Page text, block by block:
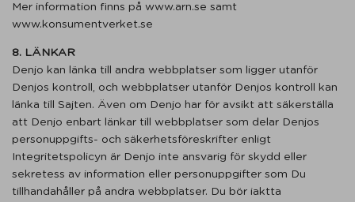
Mer information finns på www.arn.se samt
www.konsumentverket.se
8. LÄNKAR
Denjo kan länka till andra webbplatser som ligger utanför
Denjos kontroll, och webbplatser utanför Denjos kontroll kan
länka till Sajten. Även om Denjo har för avsikt att säkerställa
att Denjo enbart länkar till webbplatser som delar Denjos
personuppgifts- och säkerhetsföreskrifter enligt
Integritetspolicyn är Denjo inte ansvarig för skydd eller
sekretess av information eller personuppgifter som Du
tillhandahåller på andra webbplatser. Du bör iaktta